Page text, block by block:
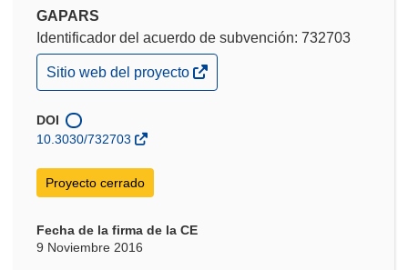
GAPARS
Identificador del acuerdo de subvención: 732703
(se
abrirá
una
nueva
Sitio web del proyecto
DOI
10.3030/732703
Proyecto cerrado
Fecha de la firma de la CE
9 Noviembre 2016